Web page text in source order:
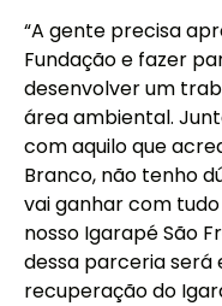
“A gente precisa
Fundação e fazer
desenvolver um
área ambiental.
com aquilo que
Branco, não tenho
vai ganhar com
nosso Igarapé São
dessa parceria
recuperação do